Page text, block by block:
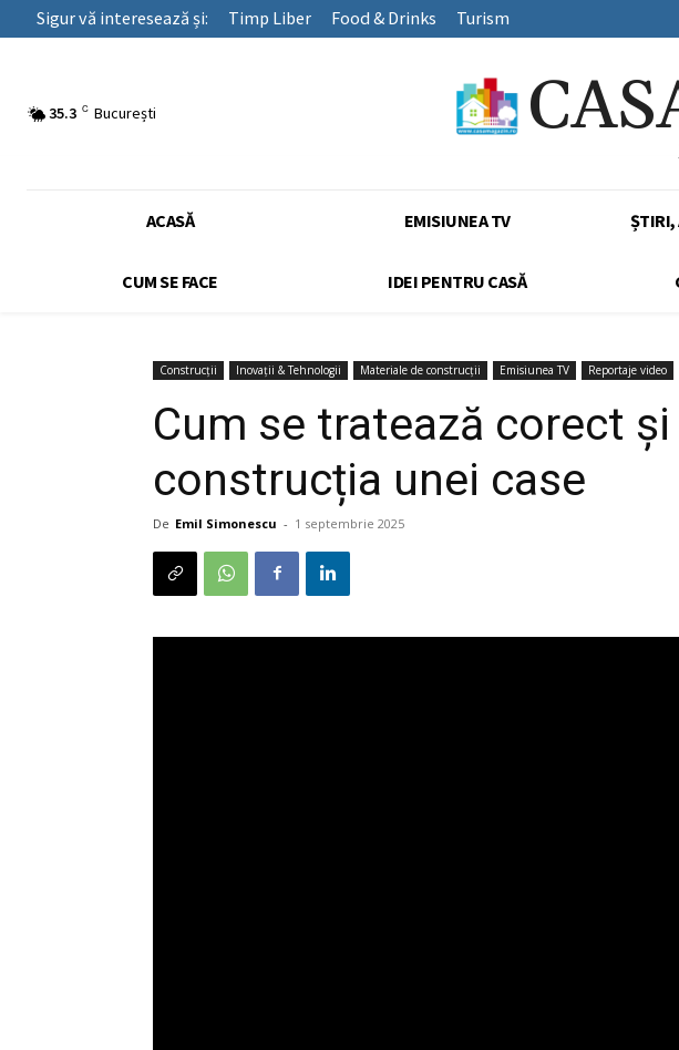
Sigur vă interesează și: Timp Liber Food & Drinks Turism
35.3 C București
ACASĂ EMISIUNEA TV ȘTIRI,
CUM SE FACE IDEI PENTRU CASĂ
Construcții Inovații & Tehnologii Materiale de construcții Emisiunea TV Reportaje video
Cum se tratează corect
construcția unei case
De Emil Simonescu - 1 septembrie 2025